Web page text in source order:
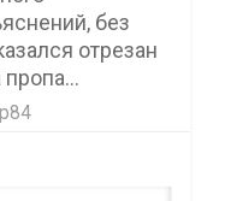
без
отрезан